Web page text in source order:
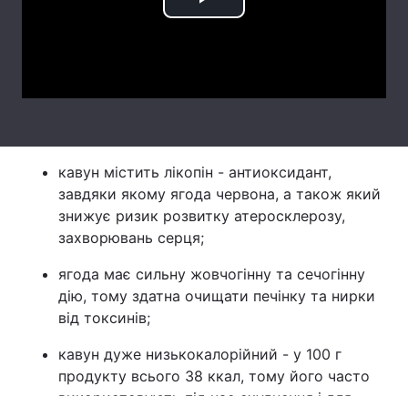
Play
кавун містить лікопін - антиоксидант,
завдяки якому ягода червона, а також який
знижує ризик розвитку атеросклерозу,
захворювань серця;
ягода має сильну жовчогінну та сечогінну
дію, тому здатна очищати печінку та нирки
від токсинів;
кавун дуже низькокалорійний - у 100 г
продукту всього 38 ккал, тому його часто